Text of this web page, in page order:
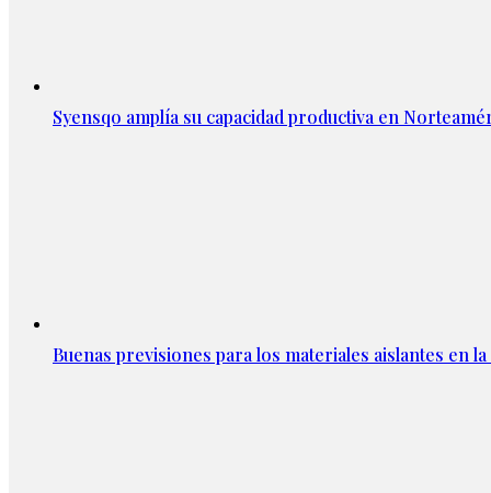
Syensqo amplía su capacidad productiva en
Buenas previsiones para los materiales aislantes en